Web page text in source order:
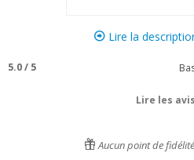
Lire la
5.0/ 5
Lire les
Aucun point de